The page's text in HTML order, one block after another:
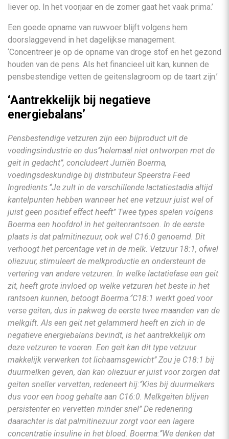
liever op. In het voorjaar en de zomer gaat het vaak prima.’
Een goede opname van ruwvoer blijft volgens hem
doorslaggevend in het dagelijkse management.
‘Concentreer je op de opname van droge stof en het gezond
houden van de pens. Als het financieel uit kan, kunnen de
pensbestendige vetten de geitenslagroom op de taart zijn.’
‘Aantrekkelijk bij negatieve
energiebalans’
Pensbestendige vetzuren zijn een bijproduct uit de
voedingsindustrie en dus’‘helemaal niet ontworpen met de
geit in gedacht’’, concludeert Jurriën Boerma,
voedingsdeskundige bij distributeur Speerstra Feed
Ingredients.’‘Je zult in de verschillende lactatiestadia altijd
kantelpunten hebben wanneer het ene vetzuur juist wel of
juist geen positief effect heeft’’ Twee types spelen volgens
Boerma een hoofdrol in het geitenrantsoen. In de eerste
plaats is dat palmitinezuur, ook wel C16:0 genoemd. Dit
verhoogt het percentage vet in de melk. Vetzuur 18:1, ofwel
oliezuur, stimuleert de melkproductie en ondersteunt de
vertering van andere vetzuren. In welke lactatiefase een geit
zit, heeft grote invloed op welke vetzuren het beste in het
rantsoen kunnen, betoogt Boerma.’‘C18:1 werkt goed voor
verse geiten, dus in pakweg de eerste twee maanden van de
melkgift. Als een geit net gelammerd heeft en zich in de
negatieve energiebalans bevindt, is het aantrekkelijk om
deze vetzuren te voeren. Een geit kan dit type vetzuur
makkelijk verwerken tot lichaamsgewicht’’ Zou je C18:1 bij
duurmelken geven, dan kan oliezuur er juist voor zorgen dat
geiten sneller vervetten, redeneert hij:’‘Kies bij duurmelkers
dus voor een hoog gehalte aan C16:0. Melkgeiten blijven
persistenter en vervetten minder snel’’ De redenering
daarachter is dat palmitinezuur zorgt voor een lagere
concentratie insuline in het bloed. Boerma:’‘We denken dat